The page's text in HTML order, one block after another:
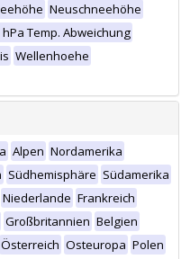
Neuschneehöhe
Temp. Abweichung
Wellenhoehe
Alpen Nordamerika
Südhemisphäre Südamerika
Niederlande Frankreich
Großbritannien Belgien
Österreich Osteuropa Polen